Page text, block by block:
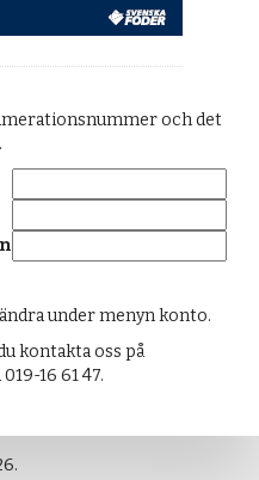
och det
under menyn konto.
kontakta oss på
16 61 47.